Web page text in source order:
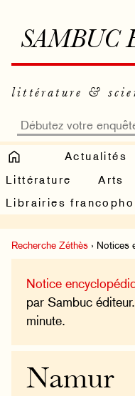
SAMBUC
littérature &
Actualités
Littérature
Arts
Librairies
Recherche Zéthès › Notices
Notice
par Sambuc
minute.
Namur